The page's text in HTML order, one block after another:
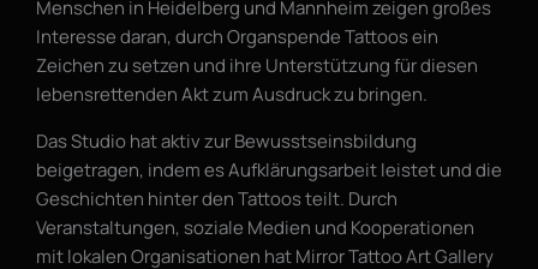
Menschen in Heidelberg und Mannheim zeigen großes
Interesse daran, durch Organspende Tattoos ein
Zeichen zu setzen und ihre Unterstützung für diesen
lebensrettenden Akt zum Ausdruck zu bringen.
Das Studio hat aktiv zur Bewusstseinsbildung
beigetragen, indem es Aufklärungsarbeit leistet und die
Geschichten hinter den Tattoos teilt. Durch
Veranstaltungen, soziale Medien und Kooperationen
mit lokalen Organisationen hat Mirror Tattoo Art Gallery